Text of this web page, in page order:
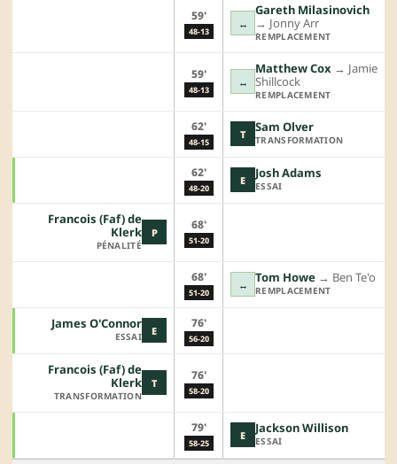
59'
48-13
↔
Gareth Milasinovich
→︎ Jonny Arr
REMPLACEMENT
59'
48-13
↔
Matthew Cox →︎ Jamie
Shillcock
REMPLACEMENT
62'
48-15
T Sam Olver
TRANSFORMATION
62'
48-20
E Josh Adams
ESSAI
P
Francois (Faf) de
Klerk
PÉNALITÉ
68'
51-20
68'
51-20
↔ Tom Howe →︎ Ben Te'o
REMPLACEMENT
E
James O'Connor
ESSAI
76'
56-20
T
Francois (Faf) de
Klerk
TRANSFORMATION
76'
58-20
79'
58-25
E Jackson Willison
ESSAI